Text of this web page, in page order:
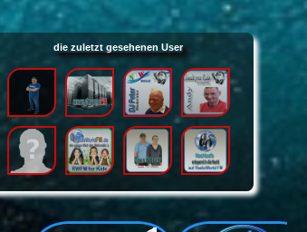
die zuletzt gesehenen User